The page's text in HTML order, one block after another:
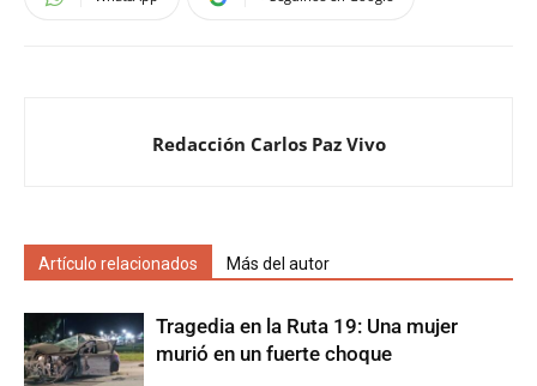
Redacción Carlos Paz Vivo
Artículo relacionados Más del autor
Tragedia en la Ruta 19: Una mujer
murió en un fuerte choque